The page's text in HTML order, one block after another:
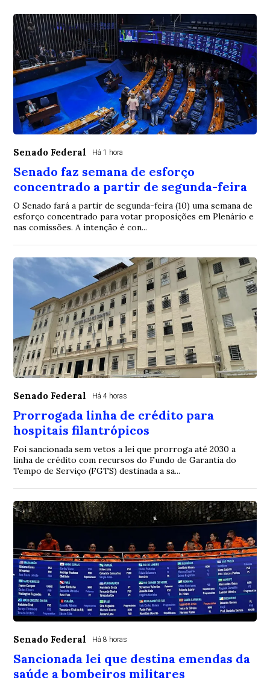
Senado Federal Há 1 hora
Senado faz semana de esforço
concentrado a partir de segunda-feira
O Senado fará a partir de segunda-feira (10) uma semana de
esforço concentrado para votar proposições em Plenário e
nas comissões. A intenção é con...
Senado Federal Há 4 horas
Prorrogada linha de crédito para
hospitais filantrópicos
Foi sancionada sem vetos a lei que prorroga até 2030 a
linha de crédito com recursos do Fundo de Garantia do
Tempo de Serviço (FGTS) destinada a sa...
Senado Federal Há 8 horas
Sancionada lei que destina emendas da
saúde a bombeiros militares